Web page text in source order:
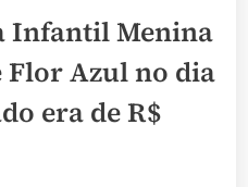
Infantil Menina
Flor Azul no dia
era deR$